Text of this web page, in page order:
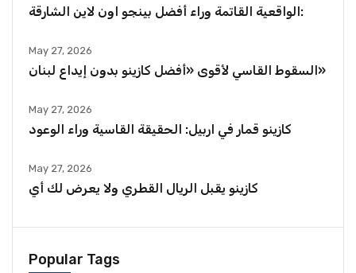
الواقعية القاتمة وراء أفضل بينجو اون لاين الشارقة:
May 27, 2026
السقوط القاسي لأقوى «أفضل كازينو بدون إيداع لبنان»
May 27, 2026
كازينو قمار في اربيل: الحقيقة القاسية وراء الوعود
May 27, 2026
كازينو يقبل الريال القطري ولا يعرض لك أي
Popular Tags